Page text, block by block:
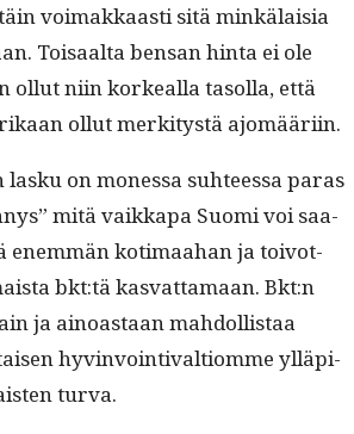
voimakkaasti sitä minkälaisia
Toisaal­ta ben­san hin­ta ei ole
ollut niin korkeal­la tasol­la, että
ollut merk­i­tys­tä ajomääriin.
on mon­es­sa suh­teessa paras
mitä vaikka­pa Suo­mi voi saa­
enem­män koti­maa­han ja toiv­ot­
bkt:tä kas­vat­ta­maan. Bkt:n
ja ain­oas­taan mah­dol­lis­taa
hyv­in­voin­ti­val­tiomme ylläpi­
turva.